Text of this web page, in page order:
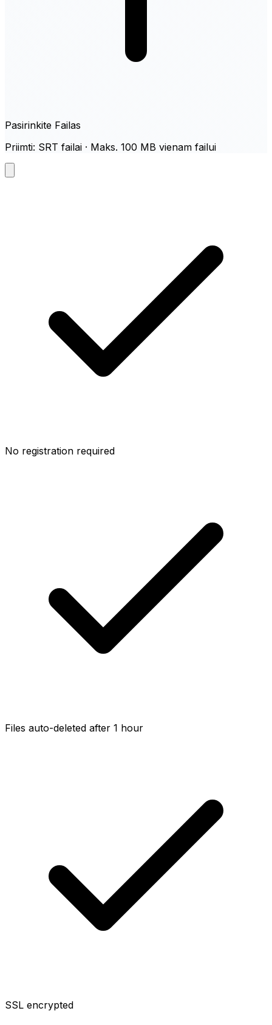
Pasirinkite Failas
Priimti: SRT failai · Maks. 100 MB vienam failui
No registration required
Files auto-deleted after 1 hour
SSL encrypted